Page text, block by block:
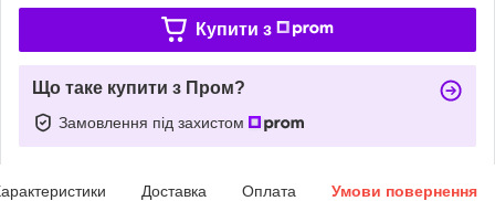
Купити з
Що таке купити з Пром?
Замовлення під захистом
Доставка Оплата Умови повернення